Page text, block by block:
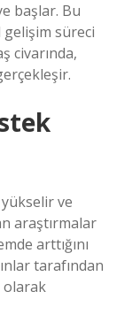
başlar. Bu
süreci
civarında,
ve
araştırmalar
arttığını
tarafından
olarak